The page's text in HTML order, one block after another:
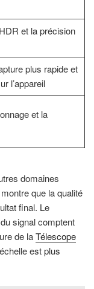
et la précision
plus rapide et
l’appareil
et la
domaines
que la qualité
final. Le
signal comptent
de laTélescope
est plus